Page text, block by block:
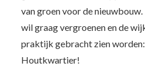
van groen voor de
wil graag vergroenen en de
praktijk gebracht zien
Houtkwartier!